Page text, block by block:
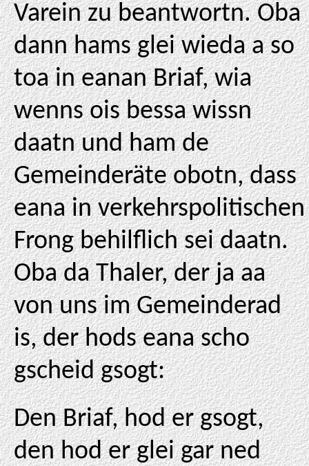
Varein zu beantwortn. Oba
dann hams glei wieda a so
toa in eanan Briaf, wia
wenns ois bessa wissn
daatn und ham de
Gemeinderäte obotn, dass
eana in verkehrspolitischen
Frong behilflich sei daatn.
Oba da Thaler, der ja aa
von uns im Gemeinderad
is, der hods eana scho
gscheid gsogt:
Den Briaf, hod er gsogt,
den hod er glei gar ned